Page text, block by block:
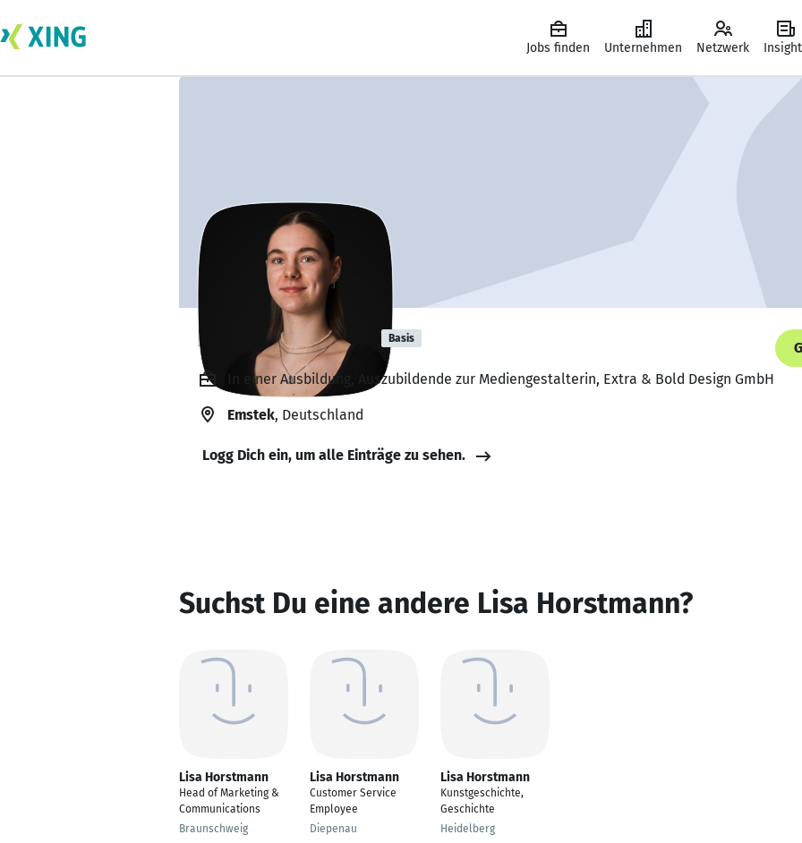
Jobs finden Unternehmen Netzwerk
Lisa Horstmann Basis
In einer Ausbildung, Auszubildende zur Mediengestalterin, Extra & Bold Design GmbH
Emstek, Deutschland
Logg Dich ein, um alle Einträge zu sehen.
Suchst Du eine andere Lisa Horstmann?
Lisa Horstmann
Head of Marketing &
Communications
Braunschweig
Lisa Horstmann
Customer Service
Employee
Diepenau
Lisa Horstmann
Kunstgeschichte,
Geschichte
Heidelberg